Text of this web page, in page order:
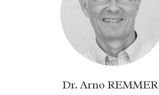
Dr. Arno